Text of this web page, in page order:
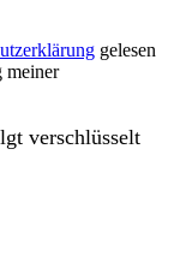
gelesen
meiner
verschlüsselt